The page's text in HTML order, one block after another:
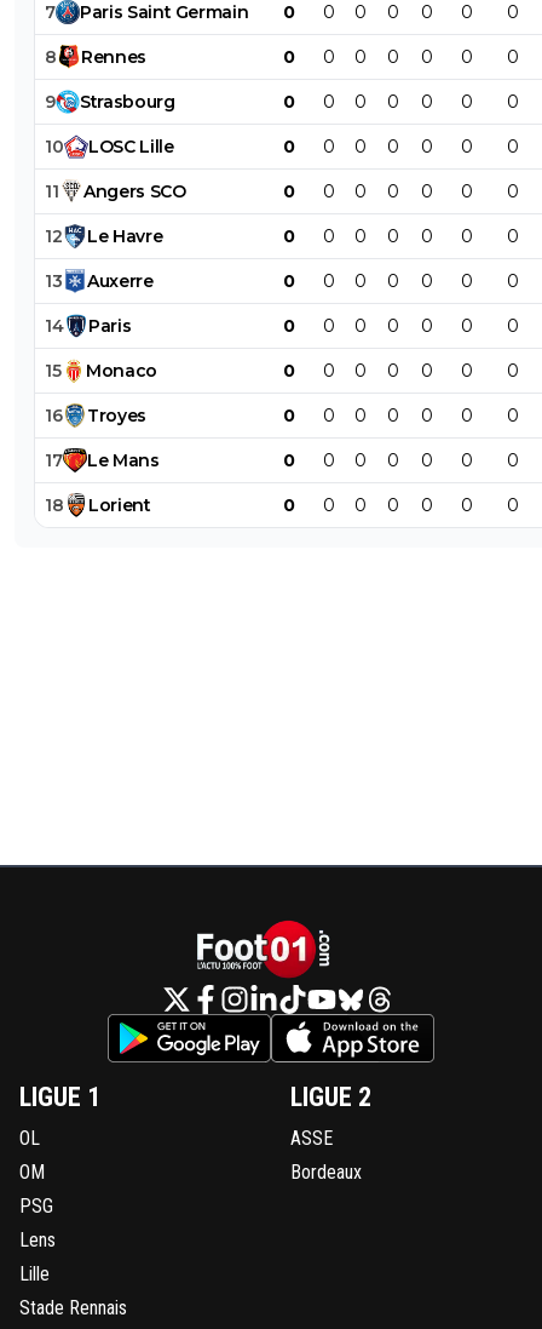
7 Paris Saint Germain 0 0 0 0 0 0 0
8 Rennes 0 0 0 0 0 0 0
9 Strasbourg 0 0 0 0 0 0 0
10 LOSC Lille 0 0 0 0 0 0 0
11 Angers SCO 0 0 0 0 0 0 0
12 Le Havre 0 0 0 0 0 0 0
13 Auxerre 0 0 0 0 0 0 0
14 Paris 0 0 0 0 0 0 0
15 Monaco 0 0 0 0 0 0 0
16 Troyes 0 0 0 0 0 0 0
17 Le Mans 0 0 0 0 0 0 0
18 Lorient 0 0 0 0 0 0 0
LIGUE 1
OL
OM
PSG
Lens
Lille
Stade Rennais
LIGUE 2
ASSE
Bordeaux